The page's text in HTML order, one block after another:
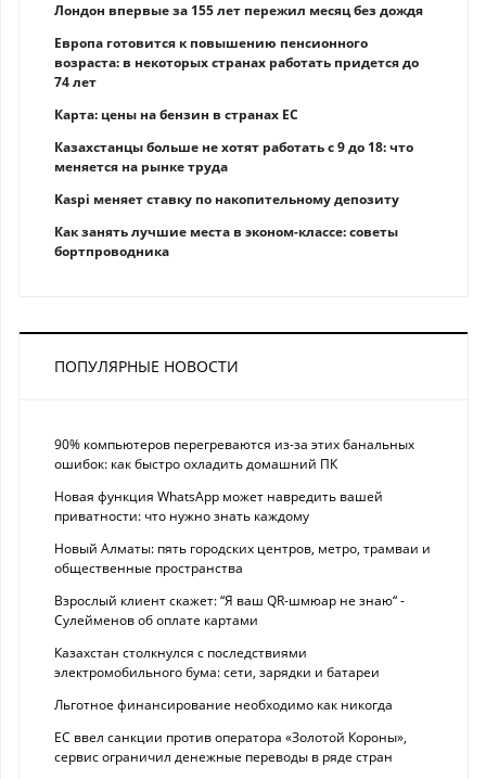
Лондон впервые за 155 лет пережил месяц без дождя
Европа готовится к повышению пенсионного
возраста: в некоторых странах работать придется до
74 лет
Карта: цены на бензин в странах ЕС
Казахстанцы больше не хотят работать с 9 до 18: что
меняется на рынке труда
Kaspi меняет ставку по накопительному депозиту
Как занять лучшие места в эконом-классе: советы
бортпроводника
ПОПУЛЯРНЫЕ НОВОСТИ
90% компьютеров перегреваются из-за этих банальных
ошибок: как быстро охладить домашний ПК
Новая функция WhatsApp может навредить вашей
приватности: что нужно знать каждому
Новый Алматы: пять городских центров, метро, трамваи и
общественные пространства
Взрослый клиент скажет: “Я ваш QR-шмюар не знаю“ -
Сулейменов об оплате картами
Казахстан столкнулся с последствиями
электромобильного бума: сети, зарядки и батареи
Льготное финансирование необходимо как никогда
ЕС ввел санкции против оператора «Золотой Короны»,
сервис ограничил денежные переводы в ряде стран